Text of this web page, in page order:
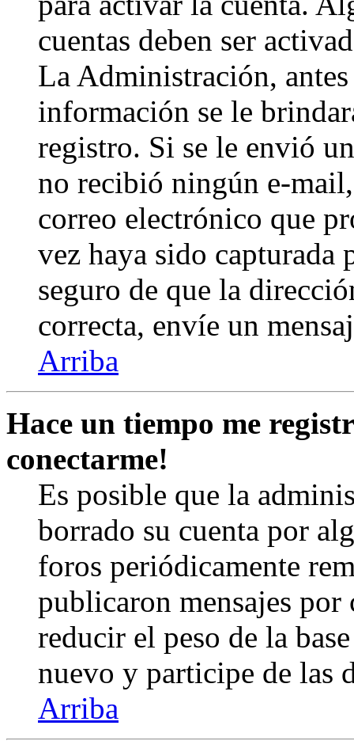
cuentas deben ser
La Administración,
información se le
registro. Si se le envió
no recibió ningún e-
correo electrónico que
vez haya sido
seguro de que la
correcta, envíe un
Arriba
Hace un tiempo me
conectarme!
Es posible que la
borrado su cuenta por
foros periódicamente
publicaron mensajes
reducir el peso de la
nuevo y participe de las
Arriba